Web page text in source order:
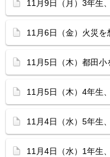
11月9日（月）3年生
11月6日（金）火災を
11月5日（木）都田小
11月5日（木）4年生
11月4日（水）5年生
11月4日（水）1年生